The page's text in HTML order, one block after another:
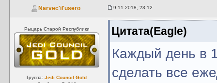
Narvec'il'usero 9.11.2018, 23:12
Рыцарь Старой Республики
Группа:Jedi Council Gold
Цитата(Eagle)
Каждый день в
сделать все